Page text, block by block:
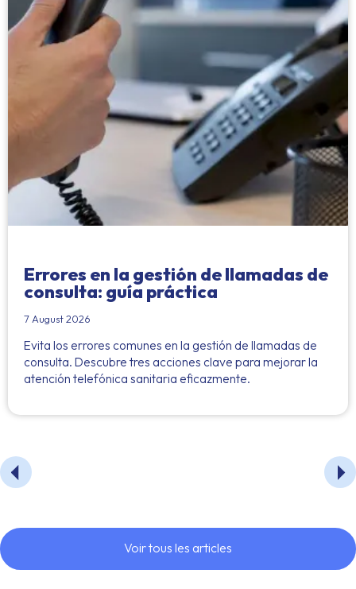
Errores en la gestión de llamadas de
consulta: guía práctica
7 August 2026
Evita los errores comunes en la gestión de llamadas de
consulta. Descubre tres acciones clave para mejorar la
atención telefónica sanitaria eficazmente.
Voir tous les articles